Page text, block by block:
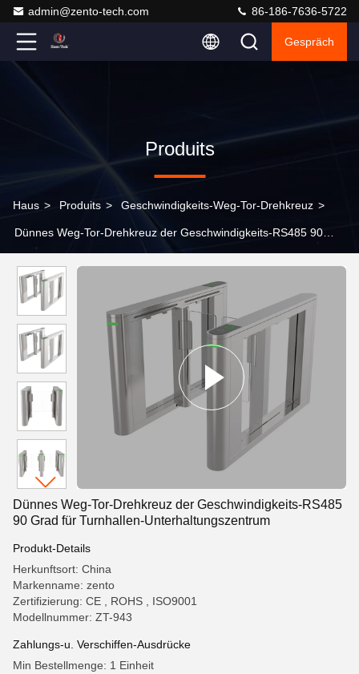
admin@zento-tech.com 86-186-7636-5722
Gespräch
Produits
Haus > Produits > Geschwindigkeits-Weg-Tor-Drehkreuz >
Dünnes Weg-Tor-Drehkreuz der Geschwindigkeits-RS485 90
Dünnes Weg-Tor-Drehkreuz der Geschwindigkeits-RS485
90 Grad für Turnhallen-Unterhaltungszentrum
Produkt-Details
Herkunftsort: China
Markenname: zento
Zertifizierung: CE , ROHS , ISO9001
Modellnummer: ZT-943
Zahlungs-u. Verschiffen-Ausdrücke
Min Bestellmenge: 1 Einheit